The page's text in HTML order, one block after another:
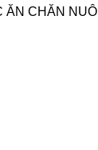
CHĂN NUÔI